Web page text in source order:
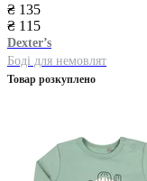
₴ 135
₴ 115
Dexter’s
Боді для немовлят
Товар розкуплено